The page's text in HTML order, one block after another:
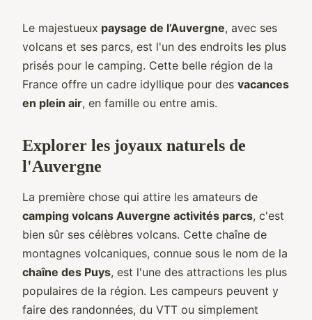
Le majestueux paysage de l’Auvergne, avec ses
volcans et ses parcs, est l'un des endroits les plus
prisés pour le camping. Cette belle région de la
France offre un cadre idyllique pour des vacances
en plein air, en famille ou entre amis.
Explorer les joyaux naturels de
l'Auvergne
La première chose qui attire les amateurs de
camping volcans Auvergne activités parcs, c'est
bien sûr ses célèbres volcans. Cette chaîne de
montagnes volcaniques, connue sous le nom de la
chaîne des Puys, est l'une des attractions les plus
populaires de la région. Les campeurs peuvent y
faire des randonnées, du VTT ou simplement